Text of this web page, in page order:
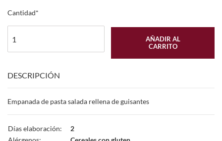
Cantidad
AÑADIR AL
CARRITO
DESCRIPCIÓN
Empanada de pasta salada rellena de guisantes
Días elaboración:
2